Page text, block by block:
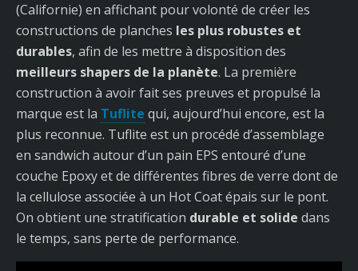
(Californie) en affichant pour volonté de créer les
constructions de planches les plus robustes et
durables, afin de les mettre à disposition des
meilleurs shapers de la planète. La première
construction à avoir fait ses preuves et propulsé la
marque est la Tuflite qui, aujourd’hui encore, est la
plus reconnue. Tuflite est un procédé d’assemblage
en sandwich autour d’un pain EPS entouré d’une
couche Epoxy et de différentes fibres de verre dont de
la cellulose associée à un Hot Coat épais sur le pont.
On obtient une stratification durable et solide dans
le temps, sans perte de performance.